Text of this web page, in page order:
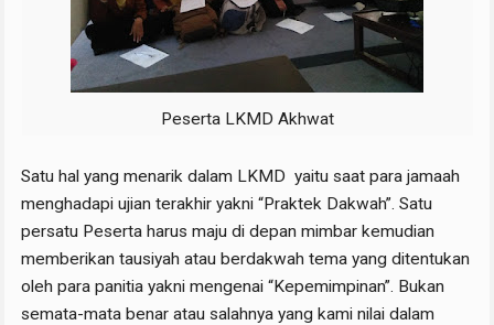
Peserta LKMD Akhwat
Satu hal yang menarik dalam LKMD yaitu saat para jamaah
menghadapi ujian terakhir yakni “Praktek Dakwah”. Satu
persatu Peserta harus maju di depan mimbar kemudian
memberikan tausiyah atau berdakwah tema yang ditentukan
oleh para panitia yakni mengenai “Kepemimpinan”. Bukan
semata-mata benar atau salahnya yang kami nilai dalam